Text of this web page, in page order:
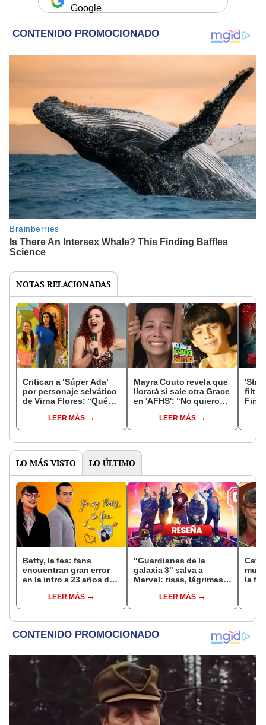
Google
NOTAS RELACIONADAS
Critican a ‘Súper Ada’
por personaje selvático
de Virna Flores: “Qué
LEER MÁS
Mayra Couto revela que
llorará si sale otra Grace
en 'AFHS': “No quiero
Jaimito”LEER MÁS
Finn
LO MÁS VISTO LO ÚLTIMO
Betty, la fea: fans
encuentran gran error
en la intro a 23 años de
LEER MÁS
"Guardianes de la
galaxia 3" salva a
Marvel: risas, lágrimas y
[RESEÑA]LEER MÁS
Café
la